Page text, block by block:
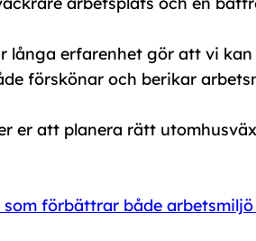
långa erfarenhet gör att vi
förskönar och berikar
er att planera rätt
förbättrar både